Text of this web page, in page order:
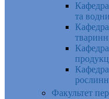
Кафедра
та
Кафедра
Кафедра
Кафедра
Факультет